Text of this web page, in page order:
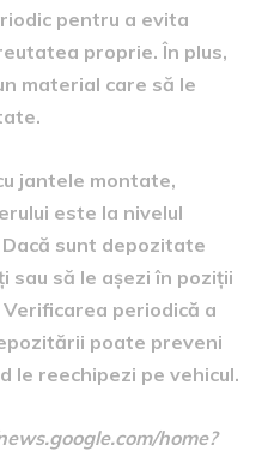
pentru a evita
proprie. În plus,
material care să le
jantele montate,
este la nivelul
sunt depozitate
sau să le așezi în poziții
periodică a
poate preveni
le reechipezi pe vehicul.
home?